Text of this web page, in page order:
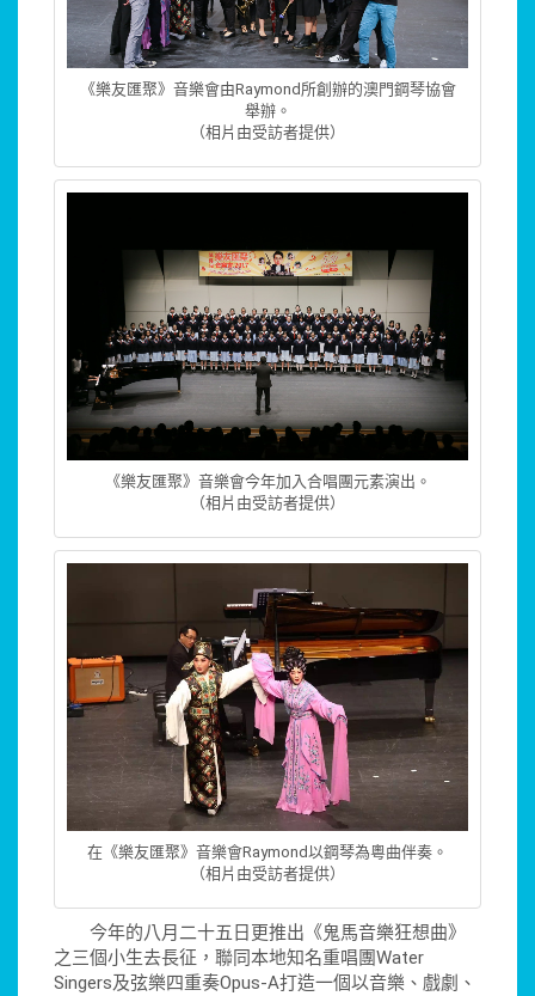
《樂友匯聚》音樂會由Raymond所創辦的澳門鋼琴協會
舉辦。
（相片由受訪者提供）
《樂友匯聚》音樂會今年加入合唱團元素演出。
（相片由受訪者提供）
在《樂友匯聚》音樂會Raymond以鋼琴為粵曲伴奏。
（相片由受訪者提供）
今年的八月二十五日更推出《鬼馬音樂狂想曲》
之三個小生去長征，聯同本地知名重唱團Water
Singers及弦樂四重奏Opus-A打造一個以音樂、戲劇、